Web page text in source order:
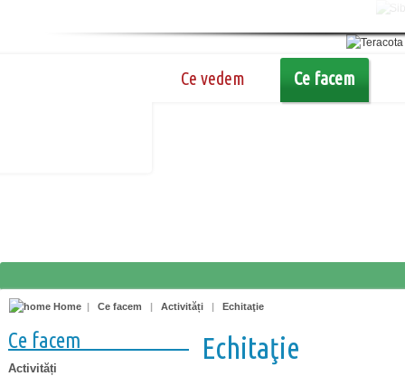
Ce vedem Ce facem
Home | Ce facem | Activități | Echitaţie
Ce facem
Activități
Echitaţie